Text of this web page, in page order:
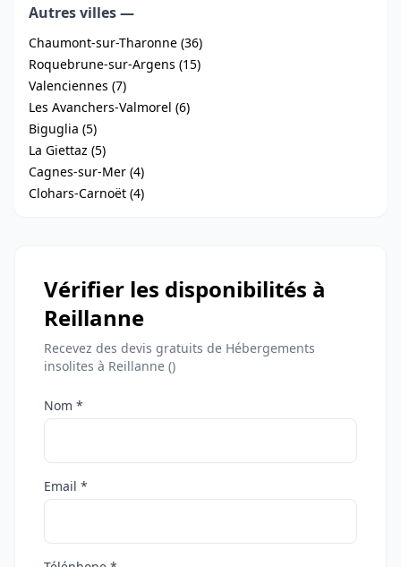
Autres villes —
Chaumont-sur-Tharonne (36)
Roquebrune-sur-Argens (15)
Valenciennes (7)
Les Avanchers-Valmorel (6)
Biguglia (5)
La Giettaz (5)
Cagnes-sur-Mer (4)
Clohars-Carnoët (4)
Vérifier les disponibilités à
Reillanne
Recevez des devis gratuits de Hébergements
insolites à Reillanne ()
Nom *
Email *